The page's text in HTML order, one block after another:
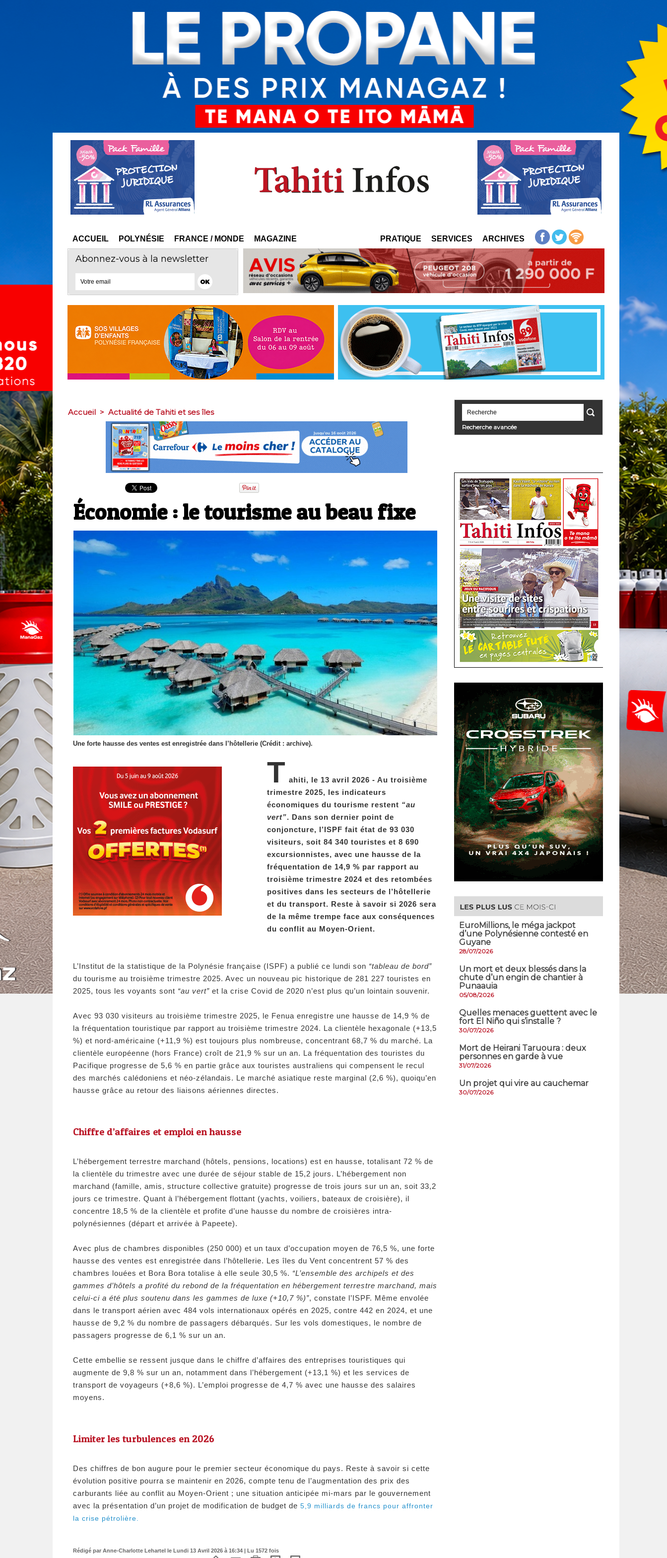
ACCUEIL POLYNÉSIE FRANCE / MONDE MAGAZINE PRATIQUE SERVICES ARCHIVES
Abonnez-vous à la newsletter
Accueil > Actualité de Tahiti et ses îles
Économie : le tourisme au beau fixe
Une forte hausse des ventes est enregistrée dans l’hôtellerie (Crédit : archive).
T ahiti, le 13 avril 2026 - Au troisième
trimestre 2025, les indicateurs
économiques du tourisme restent “au
vert”. Dans son dernier point de
conjoncture, l’ISPF fait état de 93 030
visiteurs, soit 84 340 touristes et 8 690
excursionnistes, avec une hausse de la
fréquentation de 14,9 % par rapport au
troisième trimestre 2024 et des retombées
positives dans les secteurs de l’hôtellerie
et du transport. Reste à savoir si 2026 sera
de la même trempe face aux conséquences
du conflit au Moyen-Orient.
L’Institut de la statistique de la Polynésie française (ISPF) a publié ce lundi son “tableau de bord”
du tourisme au troisième trimestre 2025. Avec un nouveau pic historique de 281 227 touristes en
2025, tous les voyants sont “au vert” et la crise Covid de 2020 n’est plus qu’un lointain souvenir.
Avec 93 030 visiteurs au troisième trimestre 2025, le Fenua enregistre une hausse de 14,9 % de
la fréquentation touristique par rapport au troisième trimestre 2024. La clientèle hexagonale (+13,5
%) et nord-américaine (+11,9 %) est toujours plus nombreuse, concentrant 68,7 % du marché. La
clientèle européenne (hors France) croît de 21,9 % sur un an. La fréquentation des touristes du
Pacifique progresse de 5,6 % en partie grâce aux touristes australiens qui compensent le recul
des marchés calédoniens et néo-zélandais. Le marché asiatique reste marginal (2,6 %), quoiqu’en
hausse grâce au retour des liaisons aériennes directes.
​Chiffre d’affaires et emploi en hausse
L’hébergement terrestre marchand (hôtels, pensions, locations) est en hausse, totalisant 72 % de
la clientèle du trimestre avec une durée de séjour stable de 15,2 jours. L’hébergement non
marchand (famille, amis, structure collective gratuite) progresse de trois jours sur un an, soit 33,2
jours ce trimestre. Quant à l’hébergement flottant (yachts, voiliers, bateaux de croisière), il
concentre 18,5 % de la clientèle et profite d’une hausse du nombre de croisières intra-
polynésiennes (départ et arrivée à Papeete).
Avec plus de chambres disponibles (250 000) et un taux d’occupation moyen de 76,5 %, une forte
hausse des ventes est enregistrée dans l’hôtellerie. Les îles du Vent concentrent 57 % des
chambres louées et Bora Bora totalise à elle seule 30,5 %. “L’ensemble des archipels et des
gammes d’hôtels a profité du rebond de la fréquentation en hébergement terrestre marchand, mais
celui-ci a été plus soutenu dans les gammes de luxe (+10,7 %)”, constate l’ISPF. Même envolée
dans le transport aérien avec 484 vols internationaux opérés en 2025, contre 442 en 2024, et une
hausse de 9,2 % du nombre de passagers débarqués. Sur les vols domestiques, le nombre de
passagers progresse de 6,1 % sur un an.
Cette embellie se ressent jusque dans le chiffre d’affaires des entreprises touristiques qui
augmente de 9,8 % sur un an, notamment dans l’hébergement (+13,1 %) et les services de
transport de voyageurs (+8,6 %). L’emploi progresse de 4,7 % avec une hausse des salaires
moyens.
​Limiter les turbulences en 2026
Des chiffres de bon augure pour le premier secteur économique du pays. Reste à savoir si cette
évolution positive pourra se maintenir en 2026, compte tenu de l’augmentation des prix des
carburants liée au conflit au Moyen-Orient ; une situation anticipée mi-mars par le gouvernement
avec la présentation d’un projet de modification de budget de ​ 5,9 milliards de francs pour affronter
la crise pétrolière.
Rédigé par Anne-Charlotte Lehartel le Lundi 13 Avril 2026 à 16:34 | Lu 1572 fois
Recherche avancée
EuroMillions, ​le méga jackpot
d’une Polynésienne contesté en
Guyane
28/07/2026
​Un mort et deux blessés dans la
chute d’un engin de chantier à
Punaauia
05/08/2026
Quelles menaces guettent avec le
fort El Niño qui s’installe ?
30/07/2026
Mort de Heirani Taruoura : deux
personnes en garde à vue
31/07/2026
Un projet qui vire au cauchemar
30/07/2026